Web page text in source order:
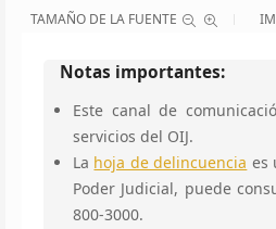
TAMAÑO DE LA FUENTE
Notas importantes:
Este canal de
servicios del OIJ.
La hoja de delincuencia es
Poder Judicial, puede
800-3000.